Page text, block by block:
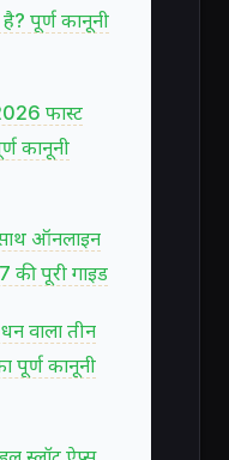
है? पूर्ण कानूनी
फास्ट
कानूनी
ऑनलाइन
पूरी गाइड
वाला तीन
पूर्ण कानूनी